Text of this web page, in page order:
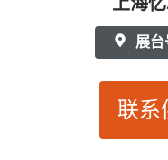
展
联系